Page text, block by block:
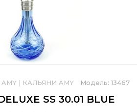
Модель: 13467
| КАЛЬЯНИ AMY
SS 30.01 BLUE